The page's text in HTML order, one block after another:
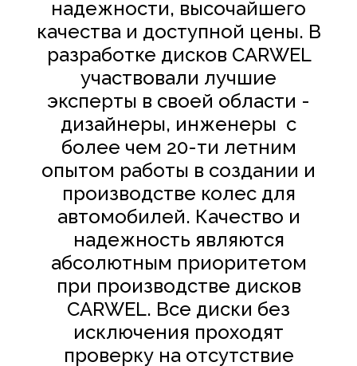
надежности, высочайшего
качества и доступной цены. В
разработке дисков CARWEL
участвовали лучшие
эксперты в своей области -
дизайнеры, инженеры с
более чем 20-ти летним
опытом работы в создании и
производстве колес для
автомобилей. Качество и
надежность являются
абсолютным приоритетом
при производстве дисков
CARWEL. Все диски без
исключения проходят
проверку на отсутствие